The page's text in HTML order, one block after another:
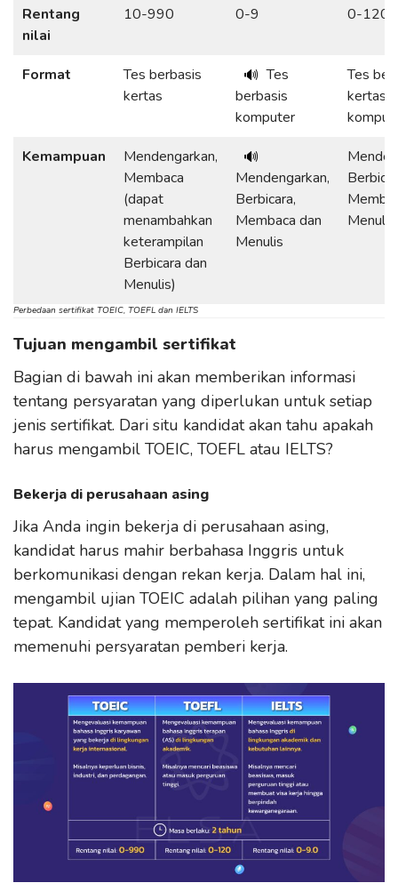
Rentang
nilai
10-990 0-9 0-120
Format
Tes berbasis
kertas
🔊 Tes
berbasis
komputer
Tes
kertas
Kemampuan
Mendengarkan,
Membaca
(dapat
menambahkan
keterampilan
Berbicara dan
Menulis)
🔊
Mendengarkan,
Berbicara,
Membaca dan
Menulis
Menulis
Perbedaan sertifikat TOEIC, TOEFL dan IELTS
Tujuan mengambil sertifikat
Bagian di bawah ini akan memberikan informasi
tentang persyaratan yang diperlukan untuk setiap
jenis sertifikat. Dari situ kandidat akan tahu apakah
harus mengambil TOEIC, TOEFL atau IELTS?
Bekerja di perusahaan asing
Jika Anda ingin bekerja di perusahaan asing,
kandidat harus mahir berbahasa Inggris untuk
berkomunikasi dengan rekan kerja. Dalam hal ini,
mengambil ujian TOEIC adalah pilihan yang paling
tepat. Kandidat yang memperoleh sertifikat ini akan
memenuhi persyaratan pemberi kerja.